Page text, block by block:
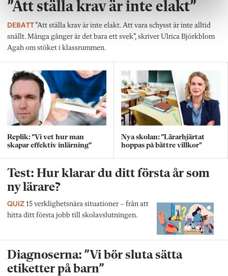
”Att ställa krav är inte elakt”
DEBATT”Att ställa krav är inte elakt. Att vara schysst är inte alltid
snällt. Många gånger är det bara ett svek”, skriver Ulrica Björkblom
Agah om stöket i klassrummen.
Replik: ”Vi vet hur man
skapar effektiv inlärning”
Nya skolan: ”Lärarhjärtat
hoppas på bättre villkor"
Test: Hur klarar du ditt första år som
ny lärare?
QUIZ 15 verklighetsnära situationer – från att
hitta ditt första jobb till skolavslutningen.
Diagnoserna: ”Vi bör sluta sätta
etiketter på barn”